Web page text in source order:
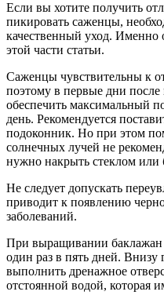
Если вы хотите получить
пикировать саженцы,
качественный уход. Именно
этой части статьи.
Саженцы чувствительны к
поэтому в первые дни
обеспечить максимальный
день. Рекомендуется
подоконник. Но при этом
солнечных лучей не
нужно накрыть стеклом или
Не следует допускать
приводит к появлению
заболеваний.
При выращивании баклажан
один раз в пять дней.
выполнить дренажное
отстоянной водой, которая